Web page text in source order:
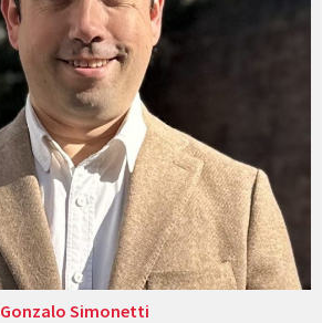
Gonzalo Simonetti